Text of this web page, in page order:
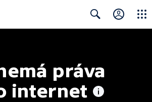
práva
internet